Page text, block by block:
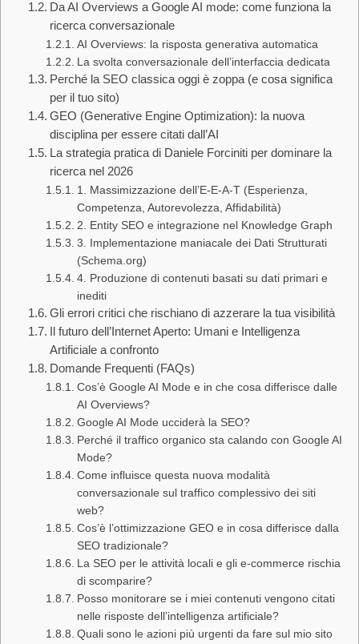
Da AI Overviews a Google AI mode: come funziona la
ricerca conversazionale
AI Overviews: la risposta generativa automatica
La svolta conversazionale dell’interfaccia dedicata
Perché la SEO classica oggi è zoppa (e cosa significa
per il tuo sito)
GEO (Generative Engine Optimization): la nuova
disciplina per essere citati dall’AI
La strategia pratica di Daniele Forciniti per dominare la
ricerca nel 2026
1. Massimizzazione dell’E-E-A-T (Esperienza,
Competenza, Autorevolezza, Affidabilità)
2. Entity SEO e integrazione nel Knowledge Graph
3. Implementazione maniacale dei Dati Strutturati
(Schema.org)
4. Produzione di contenuti basati su dati primari e
inediti
Gli errori critici che rischiano di azzerare la tua visibilità
Il futuro dell’Internet Aperto: Umani e Intelligenza
Artificiale a confronto
Domande Frequenti (FAQs)
Cos’è Google AI Mode e in che cosa differisce dalle
AI Overviews?
Google AI Mode ucciderà la SEO?
Perché il traffico organico sta calando con Google AI
Mode?
Come influisce questa nuova modalità
conversazionale sul traffico complessivo dei siti
web?
Cos’è l’ottimizzazione GEO e in cosa differisce dalla
SEO tradizionale?
La SEO per le attività locali e gli e-commerce rischia
di scomparire?
Posso monitorare se i miei contenuti vengono citati
nelle risposte dell’intelligenza artificiale?
Quali sono le azioni più urgenti da fare sul mio sito